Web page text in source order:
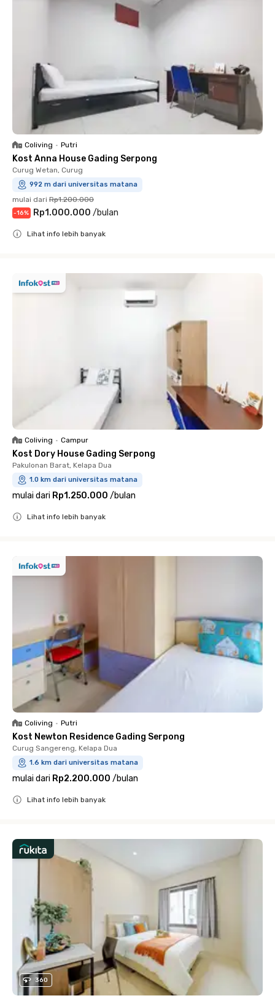
Coliving • Putri
Kost Anna House Gading Serpong
Curug Wetan, Curug
992 m dari universitas matana
mulai dari Rp1.200.000
-16% Rp1.000.000 /bulan
Lihat info lebih banyak
Coliving • Campur
Kost Dory House Gading Serpong
Pakulonan Barat, Kelapa Dua
1.0 km dari universitas matana
mulai dari Rp1.250.000 /bulan
Lihat info lebih banyak
Coliving • Putri
Kost Newton Residence Gading Serpong
Curug Sangereng, Kelapa Dua
1.6 km dari universitas matana
mulai dari Rp2.200.000 /bulan
Lihat info lebih banyak
360